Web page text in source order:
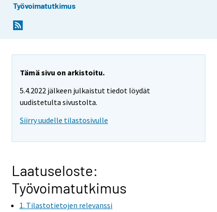
Työvoimatutkimus
Tämä sivu on arkistoitu.
5.4.2022 jälkeen julkaistut tiedot löydät
uudistetulta sivustolta.
Siirry uudelle tilastosivulle
Laatuseloste:
Työvoimatutkimus
1. Tilastotietojen relevanssi